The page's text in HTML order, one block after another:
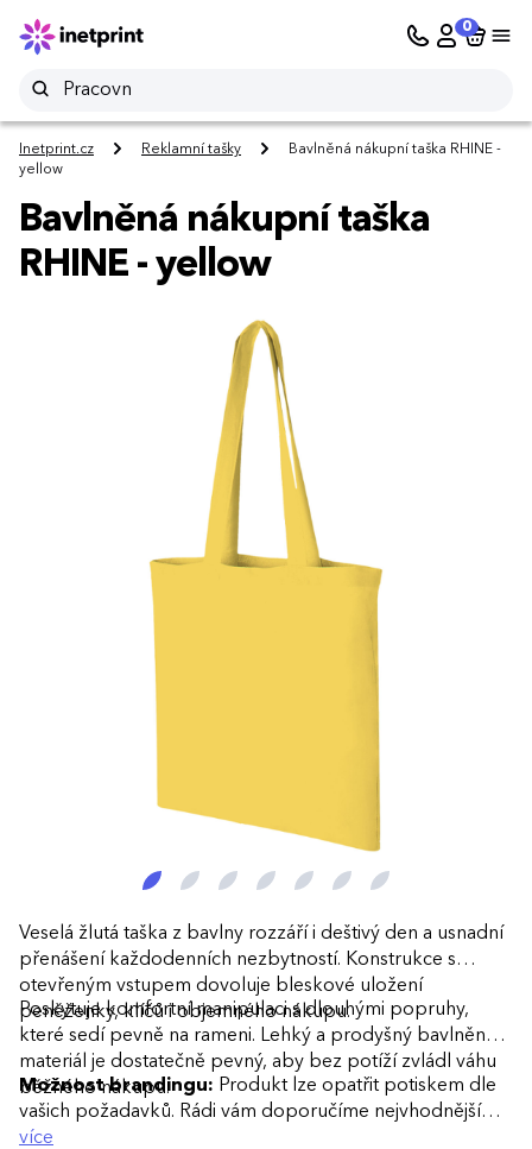
0
Inetprint.cz Reklamní tašky
Bavlněná nákupní taška RHINE -
yellow
Bavlněná nákupní taška
RHINE - yellow
Veselá žlutá taška z bavlny rozzáří i deštivý den a usnadní
přenášení každodenních nezbytností. Konstrukce s
otevřeným vstupem dovoluje bleskové uložení
peněženky, klíčů i objemného nákupu.
Poskytuje komfortní manipulaci s dlouhými popruhy,
které sedí pevně na rameni. Lehký a prodyšný bavlněný
materiál je dostatečně pevný, aby bez potíží zvládl váhu
běžného nákupu.
Možnost brandingu: Produkt lze opatřit potiskem dle
vašich požadavků. Rádi vám doporučíme nejvhodnější
technologii potisku s ohledem na design i váš rozpočet.
více